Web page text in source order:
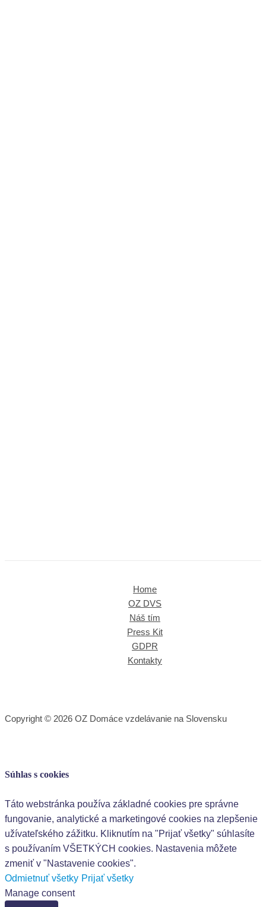
Home
OZ DVS
Náš tím
Press Kit
GDPR
Kontakty
Copyright © 2026 OZ Domáce vzdelávanie na Slovensku
Súhlas s cookies
Táto webstránka používa základné cookies pre správne
fungovanie, analytické a marketingové cookies na zlepšenie
užívateľského zážitku. Kliknutím na "Prijať všetky" súhlasíte
s používaním VŠETKÝCH cookies. Nastavenia môžete
zmeniť v "Nastavenie cookies".
Odmietnuť všetky Prijať všetky
Manage consent